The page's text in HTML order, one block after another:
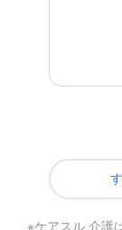
※ケアスル 介護は